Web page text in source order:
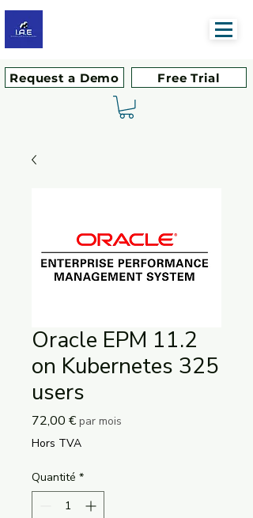
Request a Demo Free Trial
Oracle EPM 11.2
on Kubernetes 325
users
72,00 €Prix
par mois
Hors TVA
Quantité *